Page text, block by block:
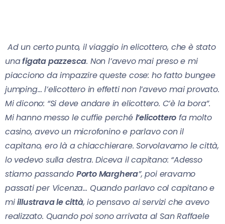
Ad un certo punto, il viaggio in elicottero, che è stato
unafigata pazzesca. Non l’avevo mai preso e mi
piacciono da impazzire queste cose: ho fatto bungee
jumping… l’elicottero in effetti non l’avevo mai provato.
Mi dicono: “Si deve andare in elicottero. C’è la bora”.
Mi hanno messo le cuffie perché l’elicottero fa molto
casino, avevo un microfonino e parlavo con il
capitano, ero là a chiacchierare. Sorvolavamo le città,
lo vedevo sulla destra. Diceva il capitano: “Adesso
stiamo passando Porto Marghera”, poi eravamo
passati per Vicenza… Quando parlavo col capitano e
miillustrava le città, io pensavo ai servizi che avevo
realizzato. Quando poi sono arrivata al San Raffaele